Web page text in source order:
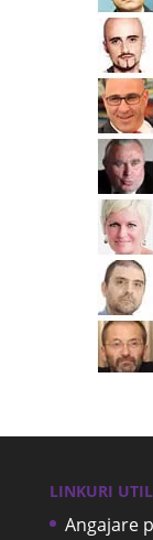
LINKURI
Angajare